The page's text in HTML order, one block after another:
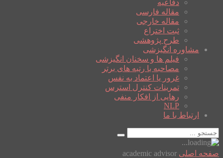
دفاعیه
مقاله فارسی
مقاله خارجی
ثبت اختراع
طرح پژوهشی
مشاوره انگیزشی
فیلم ها و سخنان انگیزشی
مصاحبه با رتبه های برتر
غرور یا اعتماد به نفس
تمرینات کنترل استرس
رهایی از افکار منفی
NLP
ارتباط با ما
صفحه اصلی academic advisor